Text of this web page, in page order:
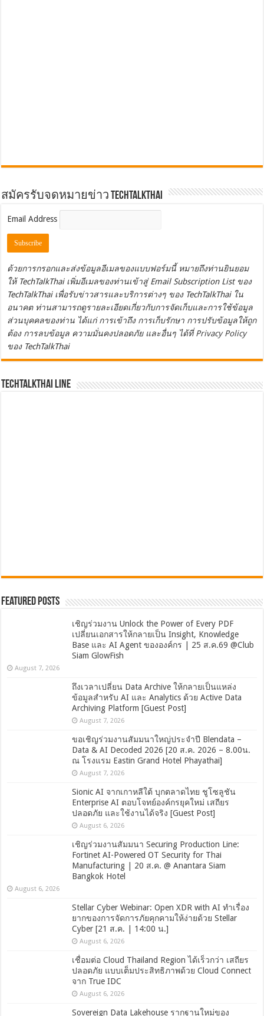
สมัครรับจดหมายข่าว TechTalkThai
Email Address
ด้วยการกรอกและส่งข้อมูลอีเมลของแบบฟอร์มนี้ หมายถึงท่านยินยอม
ให้ TechTalkThai เพิ่มอีเมลของท่านเข้าสู่ Email Subscription List ของ
TechTalkThai เพื่อรับข่าวสารและบริการต่างๆ ของ TechTalkThai ใน
อนาคต ท่านสามารถดูรายละเอียดเกี่ยวกับการจัดเก็บและการใช้ข้อมูล
ส่วนบุคคลของท่าน ได้แก่ การเข้าถึง การเก็บรักษา การปรับข้อมูลให้ถูก
ต้อง การลบข้อมูล ความมั่นคงปลอดภัย และอื่นๆ ได้ที่Privacy Policy
ของ TechTalkThai
TechTalkThai LINE
Featured Posts
เชิญร่วมงาน Unlock the Power of Every PDF
เปลี่ยนเอกสารให้กลายเป็น Insight, Knowledge
Base และ AI Agent ขององค์กร | 25 ส.ค.69 @Club
Siam GlowFish
August 7, 2026
ถึงเวลาเปลี่ยน Data Archive ให้กลายเป็นแหล่ง
ข้อมูลสำหรับ AI และ Analytics ด้วย Active Data
Archiving Platform [Guest Post]
August 7, 2026
ขอเชิญร่วมงานสัมมนาใหญ่ประจำปี Blendata –
Data & AI Decoded 2026 [20 ส.ค. 2026 – 8.00น.
ณ โรงแรม Eastin Grand Hotel Phayathai]
August 7, 2026
Sionic AI จากเกาหลีใต้ บุกตลาดไทย ชูโซลูชัน
Enterprise AI ตอบโจทย์องค์กรยุคใหม่ เสถียร
ปลอดภัย และใช้งานได้จริง [Guest Post]
August 6, 2026
เชิญร่วมงานสัมมนา Securing Production Line:
Fortinet AI-Powered OT Security for Thai
Manufacturing | 20 ส.ค. @ Anantara Siam
Bangkok Hotel
August 6, 2026
Stellar Cyber Webinar: Open XDR with AI ทำเรื่อง
ยากของการจัดการภัยคุกคามให้ง่ายด้วย Stellar
Cyber [21 ส.ค. | 14:00 น.]
August 6, 2026
เชื่อมต่อ Cloud Thailand Region ได้เร็วกว่า เสถียร
ปลอดภัย แบบเต็มประสิทธิภาพด้วย Cloud Connect
จาก True IDC
August 6, 2026
Sovereign Data Lakehouse รากฐานใหม่ของ